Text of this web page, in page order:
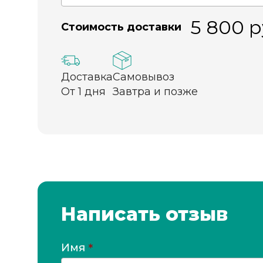
Стоимость доставки 5 800
Доставка
От 1 дня
Самовывоз
Завтра и позже
Написать отзыв
Имя *